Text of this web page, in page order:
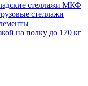
стеллажи МКФ
стеллажи
на полку до 170 кг